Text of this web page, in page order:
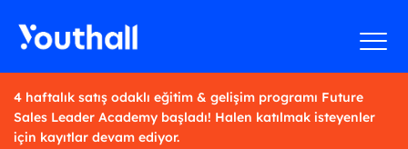
4 haftalık satış odaklı eğitim & gelişim programı Future
Sales Leader Academy başladı! Halen katılmak isteyenler
için kayıtlar devam ediyor.